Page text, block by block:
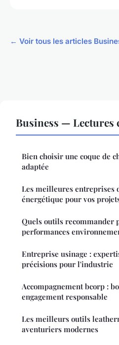
← Voir tous les articles
Business — Lectures
Bien choisir une coque de
adaptée
Les meilleures entreprises
énergétique pour vos
Quels outils recommander
performances
Entreprise usinage :
précisions pour l'industrie
Accompagnement bcorp :
engagement responsable
Les meilleurs outils
aventuriers modernes